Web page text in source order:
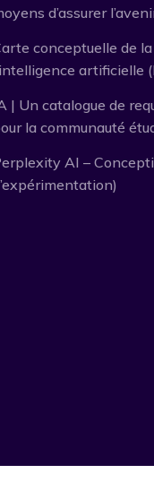
d’assurer
conceptuelle de
artificielle
| Un catalogue de
la communauté
AI –